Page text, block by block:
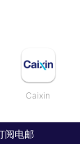
Caixin
阅电邮